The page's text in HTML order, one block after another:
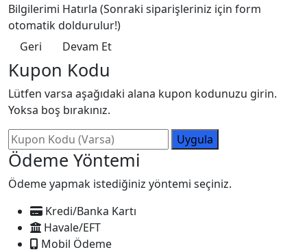
Bilgilerimi Hatırla (Sonraki siparişleriniz için form
otomatik doldurulur!)
Geri
Devam Et
Kupon Kodu
Lütfen varsa aşağıdaki alana kupon kodunuzu girin.
Yoksa boş bırakınız.
Uygula
Ödeme Yöntemi
Ödeme yapmak istediğiniz yöntemi seçiniz.
Kredi/Banka Kartı
Havale/EFT
Mobil Ödeme